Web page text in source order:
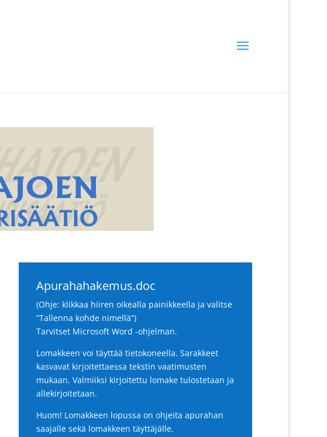
Apurahahakemus.doc
(Ohje: klikkaa hiiren oikealla painikkeella ja valitse
”Tallenna kohde nimellä”)
Tarvitset Microsoft Word -ohjelman.
Lomakkeen voi täyttää tietokoneella. Sarakkeet
kasvavat kirjoitettaessa tekstin vaatimusten
mukaan. Valmiiksi kirjoitettu lomake tulostetaan ja
allekirjoitetaan.
Huom! Lomakkeen lopussa on ohjeita apurahan
saajalle sekä lomakkeen täyttäjälle.